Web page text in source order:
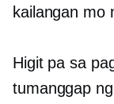
kailangan mo
Higit pa sa
tumanggap